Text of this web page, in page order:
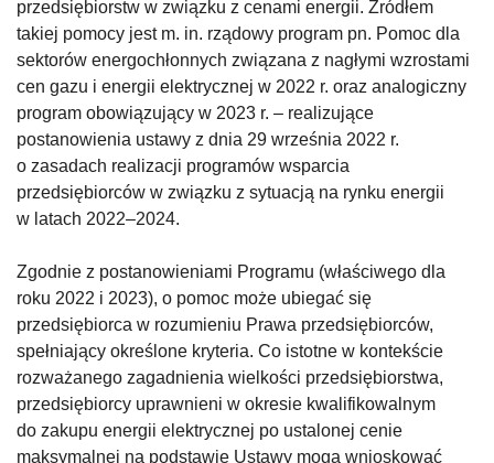
przedsiębiorstw w związku z cenami energii. Źródłem
takiej pomocy jest m. in. rządowy program pn. Pomoc dla
sektorów energochłonnych związana z nagłymi wzrostami
cen gazu i energii elektrycznej w 2022 r. oraz analogiczny
program obowiązujący w 2023 r. – realizujące
postanowienia ustawy z dnia 29 września 2022 r.
o zasadach realizacji programów wsparcia
przedsiębiorców w związku z sytuacją na rynku energii
w latach 2022–2024.
Zgodnie z postanowieniami Programu (właściwego dla
roku 2022 i 2023), o pomoc może ubiegać się
przedsiębiorca w rozumieniu Prawa przedsiębiorców,
spełniający określone kryteria. Co istotne w kontekście
rozważanego zagadnienia wielkości przedsiębiorstwa,
przedsiębiorcy uprawnieni w okresie kwalifikowalnym
do zakupu energii elektrycznej po ustalonej cenie
maksymalnej na podstawie Ustawy mogą wnioskować